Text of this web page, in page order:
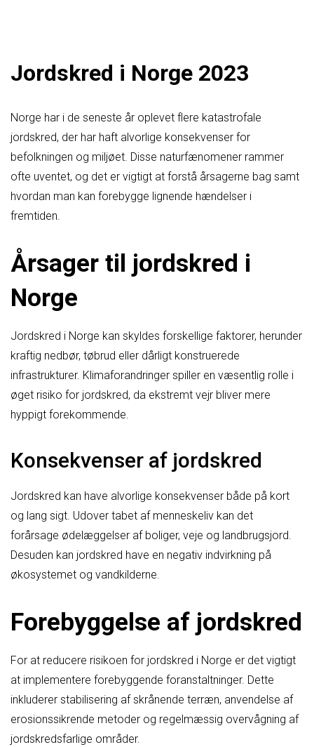
Jordskred i Norge 2023
Norge har i de seneste år oplevet flere katastrofale
jordskred, der har haft alvorlige konsekvenser for
befolkningen og miljøet. Disse naturfænomener rammer
ofte uventet, og det er vigtigt at forstå årsagerne bag samt
hvordan man kan forebygge lignende hændelser i
fremtiden.
Årsager til jordskred i
Norge
Jordskred i Norge kan skyldes forskellige faktorer, herunder
kraftig nedbør, tøbrud eller dårligt konstruerede
infrastrukturer. Klimaforandringer spiller en væsentlig rolle i
øget risiko for jordskred, da ekstremt vejr bliver mere
hyppigt forekommende.
Konsekvenser af jordskred
Jordskred kan have alvorlige konsekvenser både på kort
og lang sigt. Udover tabet af menneskeliv kan det
forårsage ødelæggelser af boliger, veje og landbrugsjord.
Desuden kan jordskred have en negativ indvirkning på
økosystemet og vandkilderne.
Forebyggelse af jordskred
For at reducere risikoen for jordskred i Norge er det vigtigt
at implementere forebyggende foranstaltninger. Dette
inkluderer stabilisering af skrånende terræn, anvendelse af
erosionssikrende metoder og regelmæssig overvågning af
jordskredsfarlige områder.